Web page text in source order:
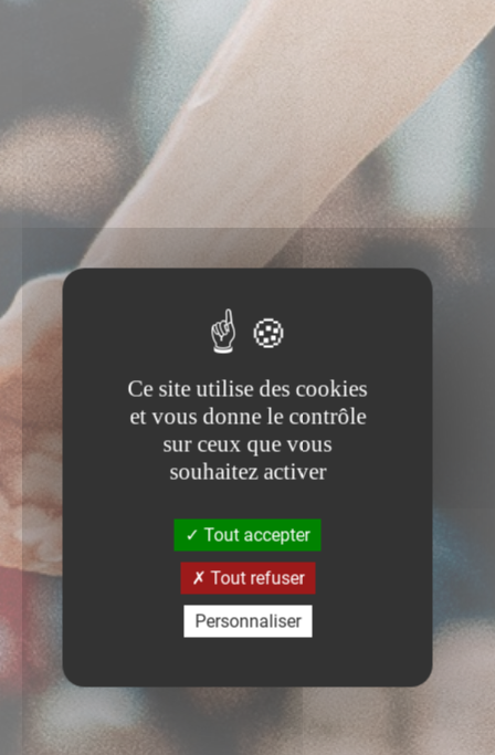
Ce site utilise des cookies
et vous donne le contrôle
sur ceux que vous
souhaitez activer
Tout accepter
Tout refuser
Personnaliser